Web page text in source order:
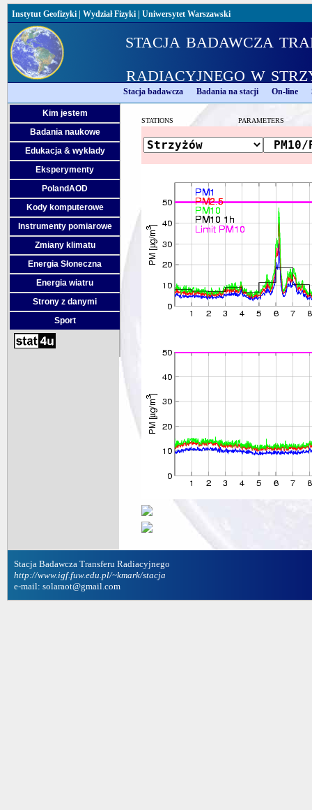
Instytut Geofizyki | Wydział Fizyki | Uniwersytet Warszawski
stacja badawcza
radiacyjnego w
Stacja badawcza Badania na stacji On-line
Kim jestem
Badania naukowe
Edukacja & wykłady
Eksperymenty
PolandAOD
Kody komputerowe
Instrumenty pomiarowe
Zmiany klimatu
Energia Słoneczna
Energia wiatru
Strony z danymi
Sport
STATIONS PARAMETERS
Stacja Badawcza Transferu Radiacyjnego
http://www.igf.fuw.edu.pl/~kmark/stacja
e-mail: solaraot@gmail.com